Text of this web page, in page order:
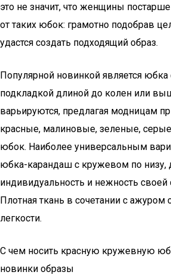
это не значит, что женщины
от таких юбок: грамотно подобрав
удастся создать подходящий образ.
Популярной новинкой является
подкладкой длиной до колен или
варьируются, предлагая модницам
красные, малиновые, зеленые,
юбок. Наиболее универсальным
юбка-карандаш с кружевом по
индивидуальность и нежность своей
Плотная ткань в сочетании с ажуром
легкости.
С чем носить красную кружевную
новинки образы